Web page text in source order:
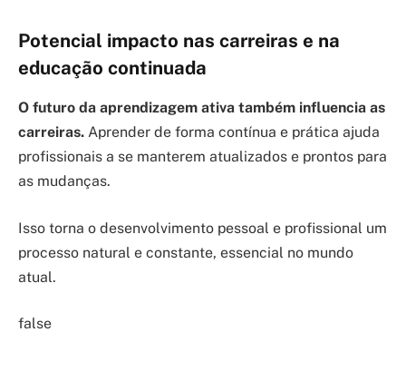
Potencial impacto nas carreiras e na
educação continuada
O futuro da aprendizagem ativa também influencia as
carreiras. Aprender de forma contínua e prática ajuda
profissionais a se manterem atualizados e prontos para
as mudanças.
Isso torna o desenvolvimento pessoal e profissional um
processo natural e constante, essencial no mundo
atual.
false